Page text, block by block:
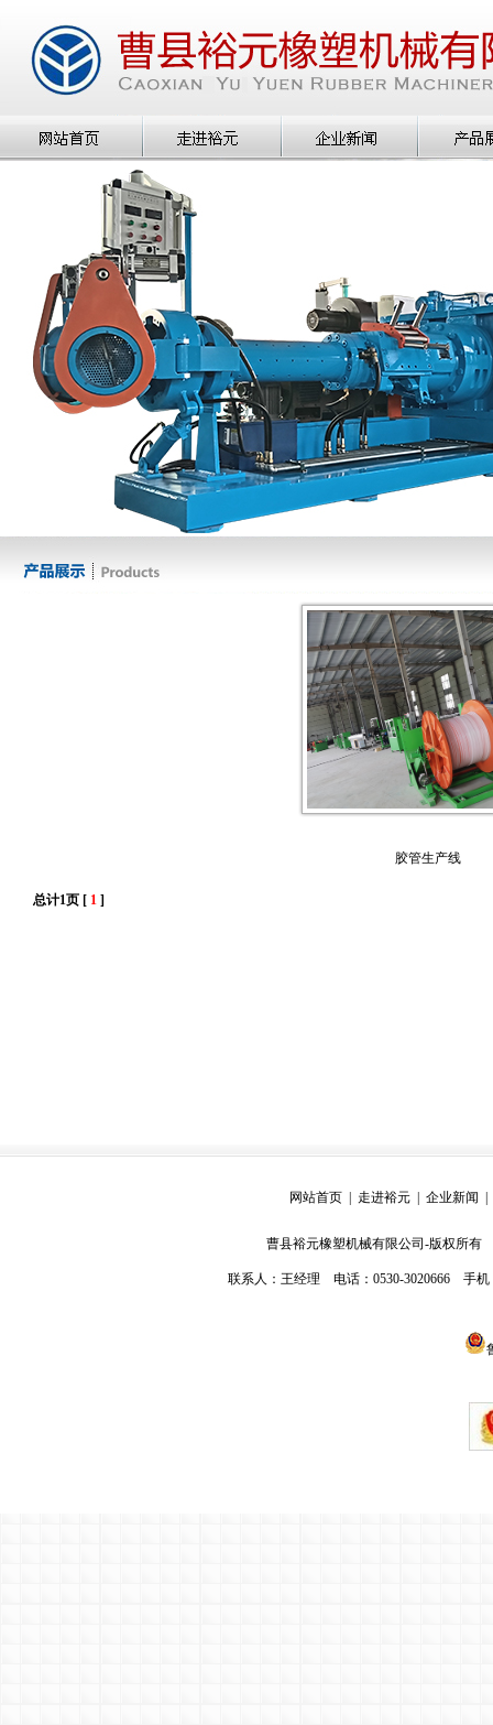
胶管生产线
总计1页 [ 1 ]
网站首页| 走进裕元| 企业新闻
曹县裕元橡塑机械有限公司-版权所
联系人：王经理 电话：0530-3020666 手